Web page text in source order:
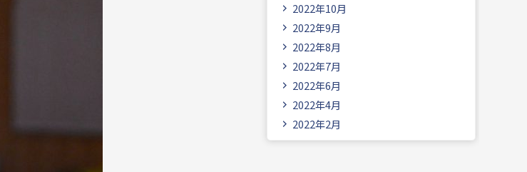
2022年10月
2022年9月
2022年8月
2022年7月
2022年6月
2022年4月
2022年2月